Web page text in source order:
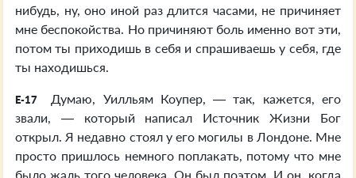
нибудь, ну, оно иной раз длится часами, не причиняет
мне беспокойства. Но причиняют боль именно вот эти,
потом ты приходишь в себя и спрашиваешь у себя, где
ты находишься.
E-17
Думаю, Уилльям Коупер, — так, кажется, его
звали, — который написал Источник Жизни Бог
открыл. Я недавно стоял у его могилы в Лондоне. Мне
просто пришлось немного поплакать, потому что мне
было жаль того человека. Он был поэтом. И он, когда